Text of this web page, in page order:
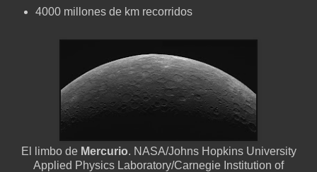
4000 millones de km recorridos
El limbo de Mercurio. NASA/Johns Hopkins University
Applied Physics Laboratory/Carnegie Institution of